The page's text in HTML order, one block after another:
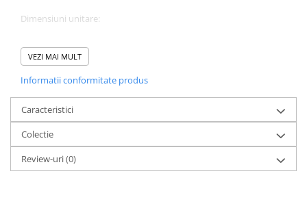
Dimensiuni unitare:
Lungime aproximativă : 11,7 cm
Lățime aproximativă : 25,2 cm
Greutate aproximativă : 14,2 g
Culoare: Alb
Fiind un produs handmade, pot exista mici imperfecțiuni, fiecare
pereche de cercei fiind unică.
VEZI MAI MULT
Informatii conformitate produs
Caracteristici
Colectie
Review-uri(0)